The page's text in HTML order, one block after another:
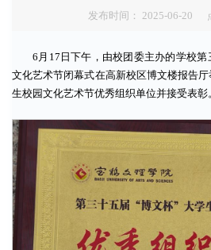
发布时间： 2025-06-20
6月17日下午，由校团委主办的学校第
文化艺术节闭幕式在高新校区博文楼报告
生校园文化艺术节优秀组织单位并接受表彰